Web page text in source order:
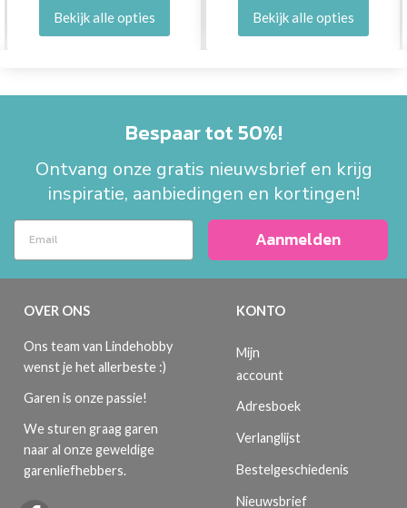
Bekijk alle opties Bekijk alle opties
Bespaar tot 50%!
Ontvang onze gratis nieuwsbrief en krijg
inspiratie, aanbiedingen en kortingen!
Aanmelden
OVER ONS
Ons team van Lindehobby
wenst je het allerbeste :)
Garen is onze passie!
We sturen graag garen
naar al onze geweldige
garenliefhebbers.
KONTO
Mijn
account
Adresboek
Verlanglijst
Bestelgeschiedenis
Nieuwsbrief